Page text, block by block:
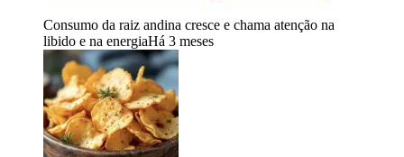
Consumo da raiz andina cresce e chama atenção na
libido e na energiaHá 3 meses